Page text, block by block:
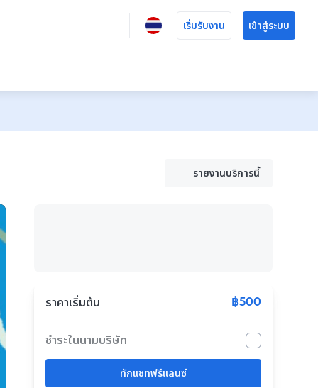
เริ่มรับงาน เข้าสู่ระบบ
รายงานบริการนี้
ราคาเริ่มต้น ฿500
ชำระในนามบริษัท
ทักแชทฟรีแลนซ์